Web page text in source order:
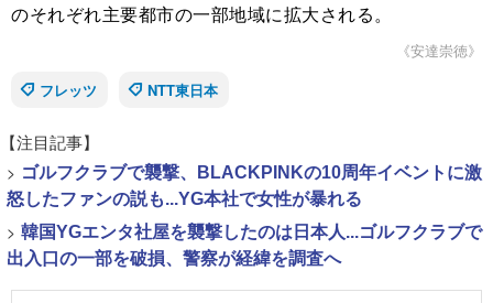
のそれぞれ主要都市の一部地域に拡大される。
《安達崇徳》
フレッツ
NTT東日本
【注目記事】
> ゴルフクラブで襲撃、BLACKPINKの10周年イベントに激
怒したファンの説も...YG本社で女性が暴れる
> 韓国YGエンタ社屋を襲撃したのは日本人...ゴルフクラブで
出入口の一部を破損、警察が経緯を調査へ